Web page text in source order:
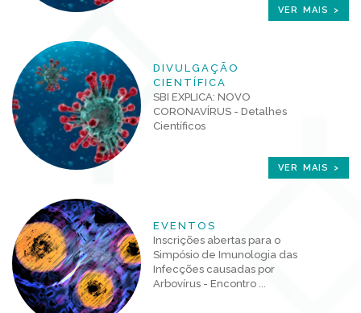
VER MAIS >
DIVULGAÇÃO
CIENTÍFICA
SBI EXPLICA: NOVO
CORONAVÍRUS - Detalhes
Científicos
VER MAIS >
EVENTOS
Inscrições abertas para o
Simpósio de Imunologia das
Infecções causadas por
Arbovírus - Encontro ...